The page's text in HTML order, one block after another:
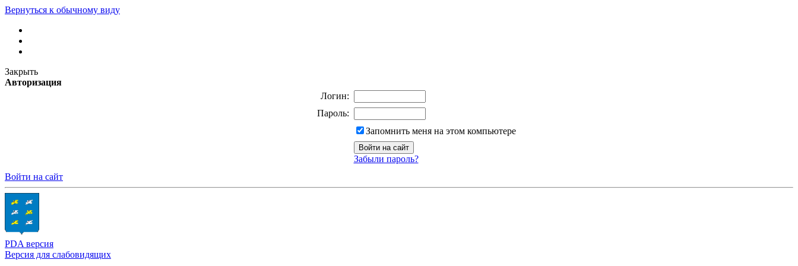
Вернуться к обычному виду
Закрыть
Авторизация
Логин:
Пароль:
Запомнить меня на этом компьютере
Забыли пароль?
Войти на сайт
PDA версия
Версия для слабовидящих